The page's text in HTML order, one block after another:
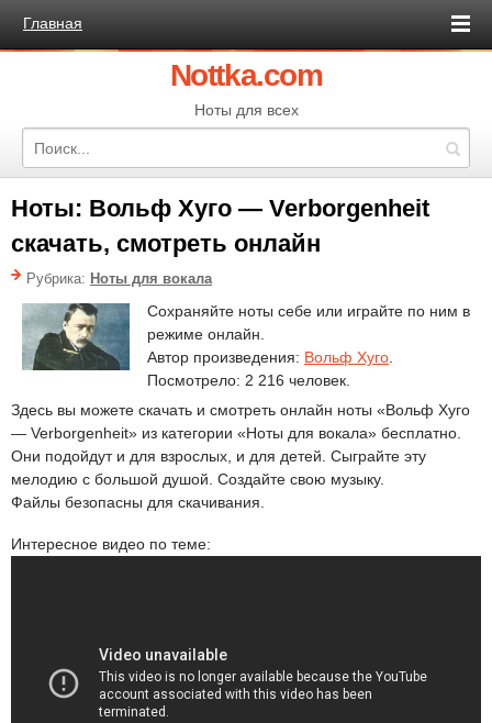
Главная
Nottka.com
Ноты для всех
Ноты: Вольф Хуго — Verborgenheit
скачать, смотреть онлайн
Рубрика: Ноты для вокала
Сохраняйте ноты себе или играйте по ним в
режиме онлайн.
Автор произведения: Вольф Хуго
Посмотрело: 2 216 человек.
Здесь вы можете скачать и смотреть онлайн ноты «Вольф Хуго
— Verborgenheit» из категории «Ноты для вокала» бесплатно.
Они подойдут и для взрослых, и для детей. Сыграйте эту
мелодию с большой душой. Создайте свою музыку.
Файлы безопасны для скачивания.
Интересное видео по теме: